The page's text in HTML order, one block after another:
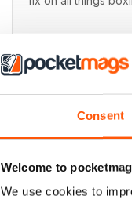
Consent
Welcome to
We use cookies to